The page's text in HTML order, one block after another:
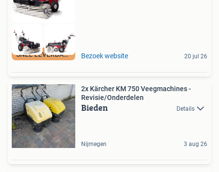
SNEL LEVERBAAR Bezoek website 20 jul 26
2x Kärcher KM 750 Veegmachines -
Revisie/Onderdelen
Bieden Details
Nijmegen 3 aug 26